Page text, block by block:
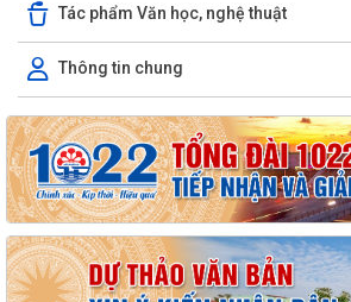
Tác phẩm Văn học, nghệ thuật
Thông tin chung